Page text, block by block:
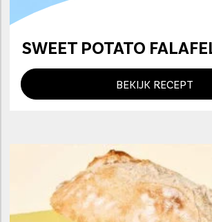
SWEET POTATO
BEKIJK RECEPT